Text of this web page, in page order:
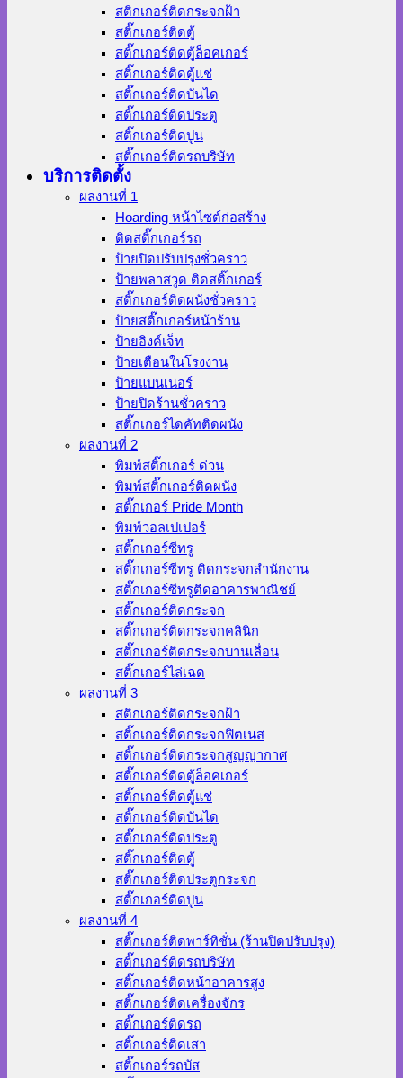
สติกเกอร์ติดกระจกฝ้า
สติ๊กเกอร์ติดตู้
สติ๊กเกอร์ติดตู้ล็อคเกอร์
สติ๊กเกอร์ติดตู้แช่
สติ๊กเกอร์ติดบันได
สติ๊กเกอร์ติดประตู
สติ๊กเกอร์ติดปูน
สติ๊กเกอร์ติดรถบริษัท
บริการติดตั้ง
ผลงานที่ 1
Hoarding หน้าไซต์ก่อสร้าง
ติดสติ๊กเกอร์รถ
ป้ายปิดปรับปรุงชั่วคราว
ป้ายพลาสวูด ติดสติ๊กเกอร์
สติ๊กเกอร์ติดผนังชั่วคราว
ป้ายสติ๊กเกอร์หน้าร้าน
ป้ายอิงค์เจ็ท
ป้ายเตือนในโรงงาน
ป้ายแบนเนอร์
ป้ายปิดร้านชั่วคราว
สติ๊กเกอร์ไดคัทติดผนัง
ผลงานที่ 2
พิมพ์สติ๊กเกอร์ ด่วน
พิมพ์สติ๊กเกอร์ติดผนัง
สติ๊กเกอร์ Pride Month
พิมพ์วอลเปเปอร์
สติ๊กเกอร์ซีทรู
สติ๊กเกอร์ซีทรู ติดกระจกสำนักงาน
สติ๊กเกอร์ซีทรูติดอาคารพาณิชย์
สติ๊กเกอร์ติดกระจก
สติ๊กเกอร์ติดกระจกคลินิก
สติ๊กเกอร์ติดกระจกบานเลื่อน
สติ๊กเกอร์ไล่เฉด
ผลงานที่ 3
สติกเกอร์ติดกระจกฝ้า
สติ๊กเกอร์ติดกระจกฟิตเนส
สติ๊กเกอร์ติดกระจกสูญญากาศ
สติ๊กเกอร์ติดตู้ล็อคเกอร์
สติ๊กเกอร์ติดตู้แช่
สติ๊กเกอร์ติดบันได
สติ๊กเกอร์ติดประตู
สติ๊กเกอร์ติดตู้
สติ๊กเกอร์ติดประตูกระจก
สติ๊กเกอร์ติดปูน
ผลงานที่ 4
สติ๊กเกอร์ติดพาร์ทิชั่น (ร้านปิดปรับปรุง)
สติ๊กเกอร์ติดรถบริษัท
สติ๊กเกอร์ติดหน้าอาคารสูง
สติ๊กเกอร์ติดเครื่องจักร
สติ๊กเกอร์ติดรถ
สติ๊กเกอร์ติดเสา
สติ๊กเกอร์รถบัส